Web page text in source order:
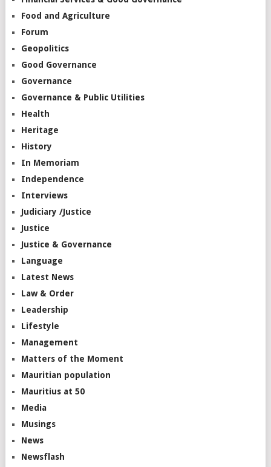
Food and Agriculture
Forum
Geopolitics
Good Governance
Governance
Governance & Public Utilities
Health
Heritage
History
In Memoriam
Independence
Interviews
Judiciary /Justice
Justice
Justice & Governance
Language
Latest News
Law & Order
Leadership
Lifestyle
Management
Matters of the Moment
Mauritian population
Mauritius at 50
Media
Musings
News
Newsflash